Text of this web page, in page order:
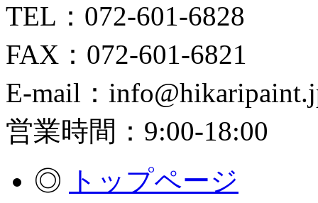
TEL：072-601-6828
FAX：072-601-6821
E-mail：
営業時間：9:00-18:00
◎
トップページ